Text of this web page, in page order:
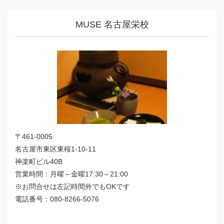
MUSE 名古屋栄校
〒461-0005
名古屋市東区東桜1-10-11
神楽町ビル40B
営業時間：月曜～金曜17:30～21:00
※お問合せは左記時間外でもOKです
電話番号：080-8266-5076